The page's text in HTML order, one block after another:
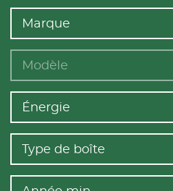
Marque
Modèle
Énergie
Type de boîte